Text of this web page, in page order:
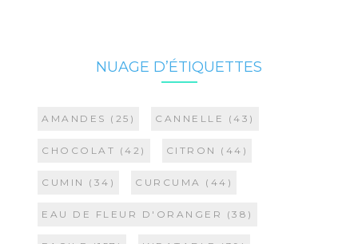
NUAGE D’ÉTIQUETTES
AMANDES (25) CANNELLE (43)
CHOCOLAT (42) CITRON (44)
CUMIN (34) CURCUMA (44)
EAU DE FLEUR D'ORANGER (38)